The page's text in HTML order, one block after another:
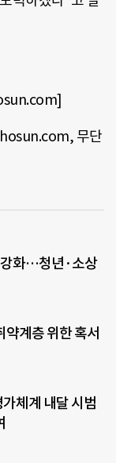
무단
강화…청년·소상
약계층 위한 혹서
체계 내달 시범